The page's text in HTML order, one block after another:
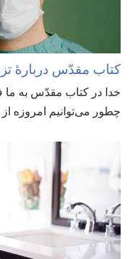
کتاب مقدّس دربارهٔ
خدا در کتاب مقدّس به ما
چطور می‌توانیم امروزه